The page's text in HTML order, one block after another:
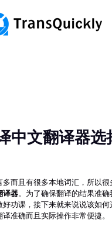
中文翻译器选
多而且有很多本地词汇，所以很
译器。为了确保翻译的结果准确
功课，接下来就来说说该如何
准确而且实际操作非常便捷。